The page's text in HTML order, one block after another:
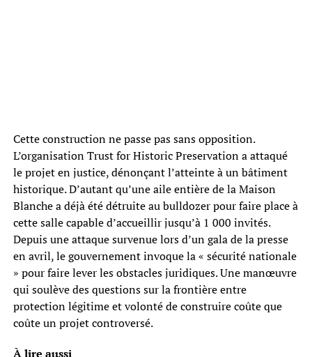
Cette construction ne passe pas sans opposition.
L’organisation Trust for Historic Preservation a attaqué
le projet en justice, dénonçant l’atteinte à un bâtiment
historique. D’autant qu’une aile entière de la Maison
Blanche a déjà été détruite au bulldozer pour faire place à
cette salle capable d’accueillir jusqu’à 1 000 invités.
Depuis une attaque survenue lors d’un gala de la presse
en avril, le gouvernement invoque la « sécurité nationale
» pour faire lever les obstacles juridiques. Une manœuvre
qui soulève des questions sur la frontière entre
protection légitime et volonté de construire coûte que
coûte un projet controversé.
À lire aussi